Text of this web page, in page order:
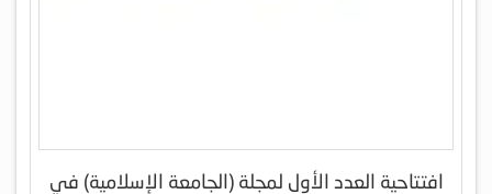
افتتاحية العدد الأول لمجلة (الجامعة الإسلامية) في